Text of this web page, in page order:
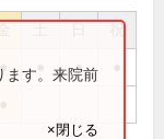
祝
● ●
ます。来院前
×閉じる